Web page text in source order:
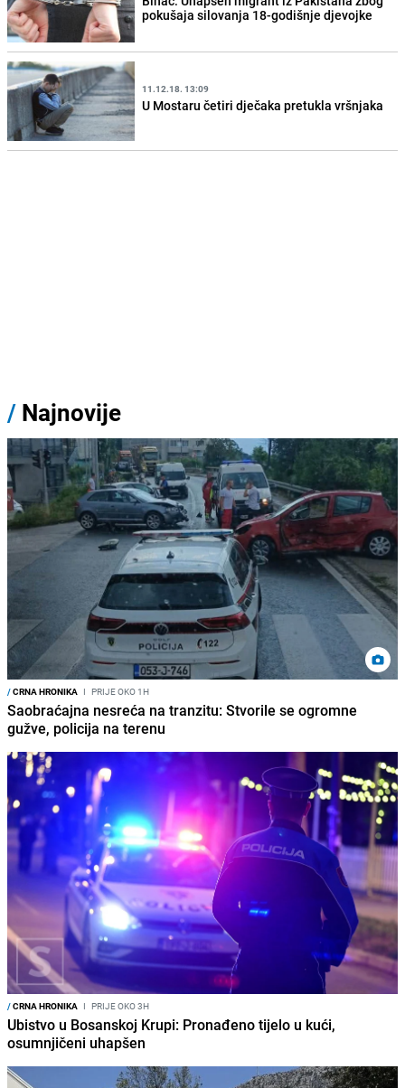
pokušaja silovanja 18-godišnje djevojke
11.12.18. 13:09
U Mostaru četiri dječaka pretukla vršnjaka
/ Najnovije
/CRNA HRONIKA I PRIJE OKO 1H
Saobraćajna nesreća na tranzitu: Stvorile se ogromne
gužve, policija na terenu
/CRNA HRONIKA I PRIJE OKO 3H
Ubistvo u Bosanskoj Krupi: Pronađeno tijelo u kući,
osumnjičeni uhapšen